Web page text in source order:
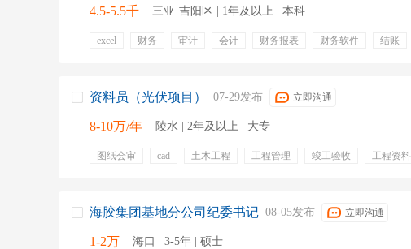
4.5-5.5千 三亚·吉阳区 | 1年及以上 | 本科
excel 财务 审计 会计 财务报表 财务软件 结账
资料员（光伏项目） 07-29发布 立即沟通
8-10万/年 陵水 | 2年及以上 | 大专
图纸会审 cad 土木工程 工程管理 竣工验收 工程资料
海胶集团基地分公司纪委书记 08-05发布 立即沟通
1-2万 海口 | 3-5年 | 硕士